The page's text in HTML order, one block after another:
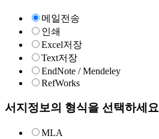
메일전송
인쇄
Excel저장
Text저장
EndNote / Mendeley
RefWorks
서지정보의 형식을 선택하세요
MLA